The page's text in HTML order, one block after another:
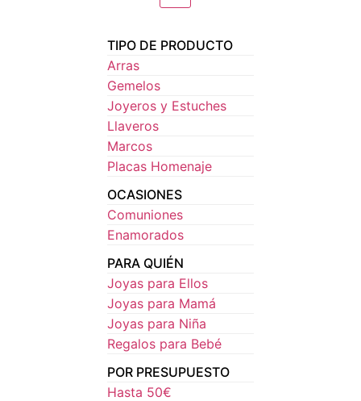
TIPO DE PRODUCTO
Arras
Gemelos
Joyeros y Estuches
Llaveros
Marcos
Placas Homenaje
OCASIONES
Comuniones
Enamorados
PARA QUIÉN
Joyas para Ellos
Joyas para Mamá
Joyas para Niña
Regalos para Bebé
POR PRESUPUESTO
Hasta 50€